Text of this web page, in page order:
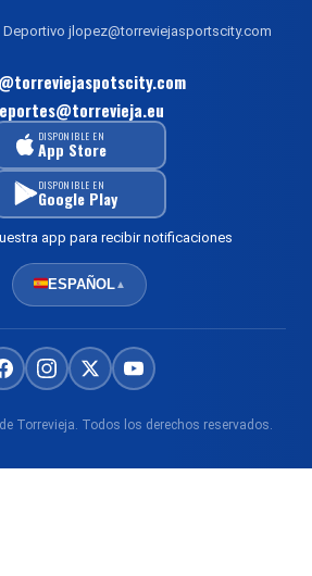
jlopez@torreviejasportscity.com
DISPONIBLE EN
App Store
DISPONIBLE EN
Google Play
app para recibir notificaciones
ESPAÑOL▲
Torrevieja. Todos los derechos reservados.